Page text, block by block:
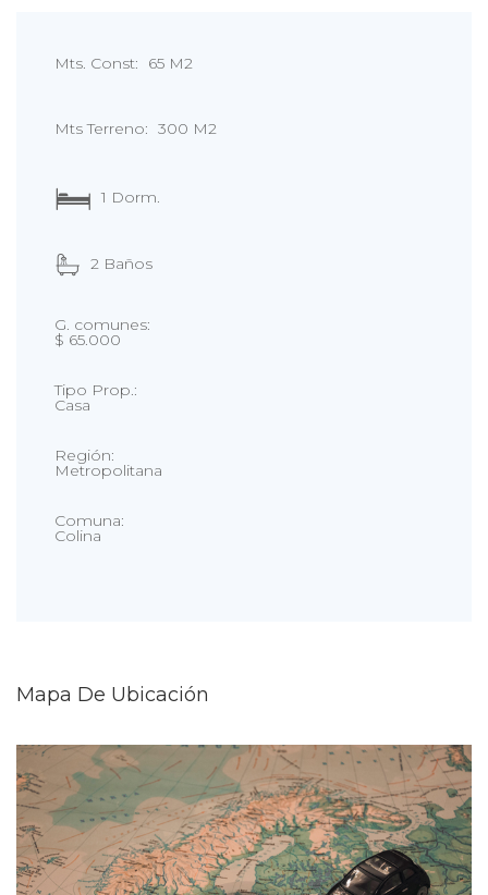
Mts. Const: 65 M2
Mts Terreno: 300 M2
1 Dorm.
2 Baños
G. comunes:
$ 65.000
Tipo Prop.:
Casa
Región:
Metropolitana
Comuna:
Colina
Mapa De Ubicación